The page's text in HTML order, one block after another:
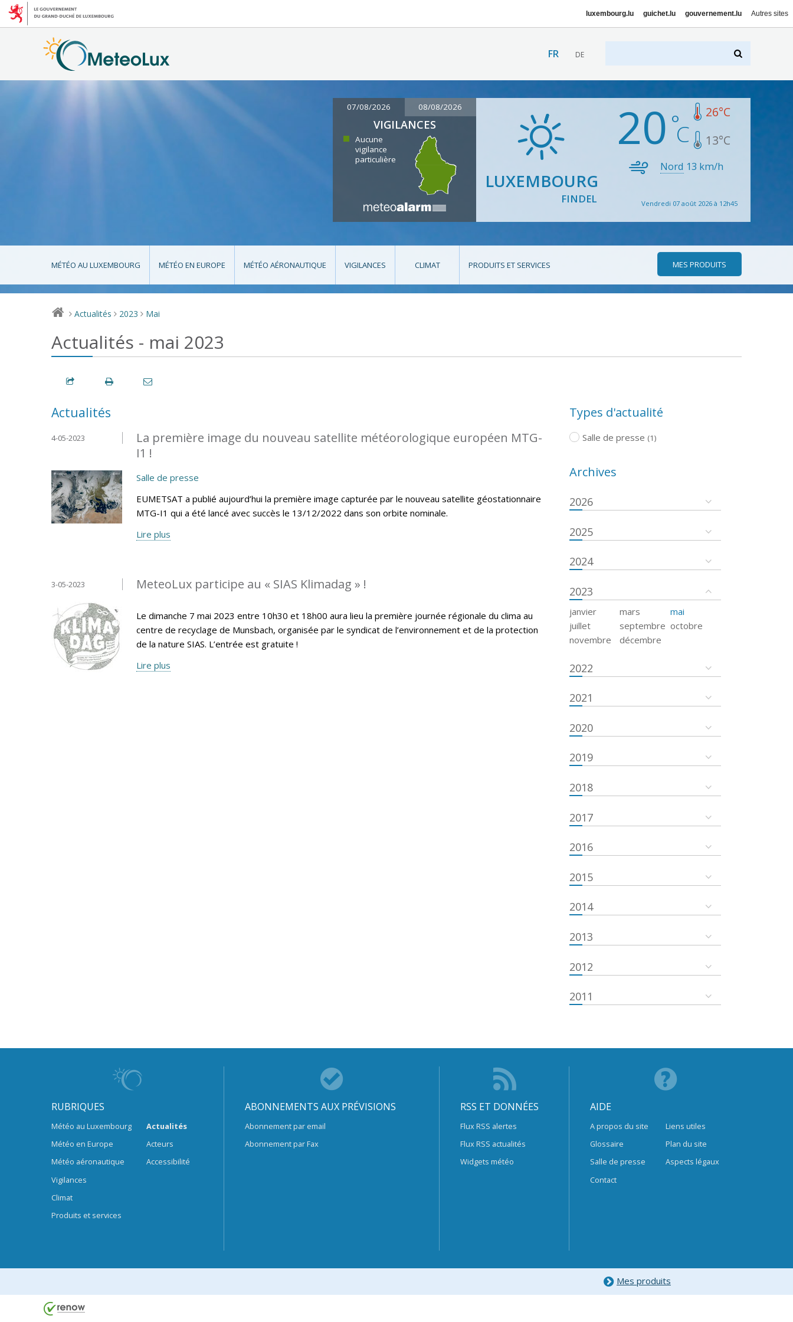
luxembourg.lu guichet.lu gouvernement.lu Autres sites
FR DE
07/08/2026 08/08/2026
VIGILANCES
Aucune
vigilance
particulière
LUXEMBOURG
FINDEL
20 26°C
13°C
Nord 13 km/h
Vendredi 07 août 2026 à 12h45
MÉTÉO AU LUXEMBOURG MÉTÉO EN EUROPE MÉTÉO AÉRONAUTIQUE VIGILANCES CLIMAT PRODUITS ET SERVICES MES PRODUITS
> Actualités > 2023 > Mai
Actualités - mai 2023
Actualités
La première image du nouveau satellite météorologique européen MTG-
I1 !
4-05-2023
Salle de presse
EUMETSAT a publié aujourd’hui la première image capturée par le nouveau satellite géostationnaire
MTG-I1 qui a été lancé avec succès le 13/12/2022 dans son orbite nominale.
Lire plus
MeteoLux participe au « SIAS Klimadag » !
3-05-2023
Le dimanche 7 mai 2023 entre 10h30 et 18h00 aura lieu la première journée régionale du clima au
centre de recyclage de Munsbach, organisée par le syndicat de l’environnement et de la protection
de la nature SIAS. L’entrée est gratuite !
Lire plus
Types d'actualité
Salle de presse (1)
Archives
2026
2025
2024
2023
janvier mars
mai
juillet
septembre octobre
novembre
décembre
2022
2021
2020
2019
2018
2017
2016
2015
2014
2013
2012
2011
RUBRIQUES
Météo au Luxembourg
Météo en Europe
Météo aéronautique
Vigilances
Climat
Produits et services
Actualités
Acteurs
Accessibilité
ABONNEMENTS AUX PRÉVISIONS
Abonnement par email
Abonnement par Fax
RSS ET DONNÉES
Flux RSS alertes
Flux RSS actualités
Widgets météo
AIDE
A propos du site
Glossaire
Salle de presse
Contact
Liens utiles
Plan du site
Aspects légaux
Mes produits